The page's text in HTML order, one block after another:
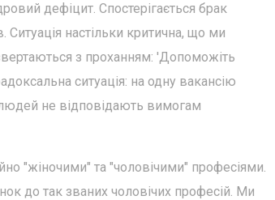
дефіцит. Спостерігається брак
Ситуація настільки критична, що ми
з проханням: 'Допоможіть
ситуація: на одну вакансію
не відповідають вимогам
"жіночими" та "чоловічими" професіями.
до так званих чоловічих професій. Ми